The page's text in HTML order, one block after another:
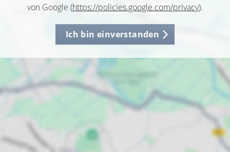
von Google (https://policies.google.com/privacy).
Ich bin einverstanden